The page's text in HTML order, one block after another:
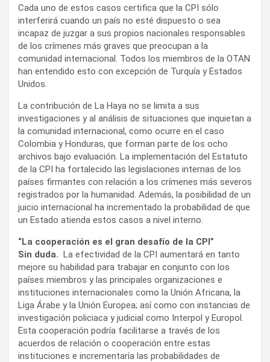
Cada uno de estos casos certifica que la CPI sólo
interferirá cuando un país no esté dispuesto o sea
incapaz de juzgar a sus propios nacionales responsables
de los crímenes más graves que preocupan a la
comunidad internacional. Todos los miembros de la OTAN
han entendido esto con excepción de Turquía y Estados
Unidos.
La contribución de La Haya no se limita a sus
investigaciones y al análisis de situaciones que inquietan a
la comunidad internacional, como ocurre en el caso
Colombia y Honduras, que forman parte de los ocho
archivos bajo evaluación. La implementación del Estatuto
de la CPI ha fortalecido las legislaciones internas de los
países firmantes con relación a los crímenes más severos
registrados por la humanidad. Además, la posibilidad de un
juicio internacional ha incrementado la probabilidad de que
un Estado atienda estos casos a nivel interno.
“La cooperación es el gran desafío de la CPI”
Sin duda. La efectividad de la CPI aumentará en tanto
mejore su habilidad para trabajar en conjunto con los
países miembros y las principales organizaciones e
instituciones internacionales como la Unión Africana, la
Liga Árabe y la Unión Europea; así como con instancias de
investigación policiaca y judicial como Interpol y Europol.
Esta cooperación podría facilitarse a través de los
acuerdos de relación o cooperación entre estas
instituciones e incrementaría las probabilidades de